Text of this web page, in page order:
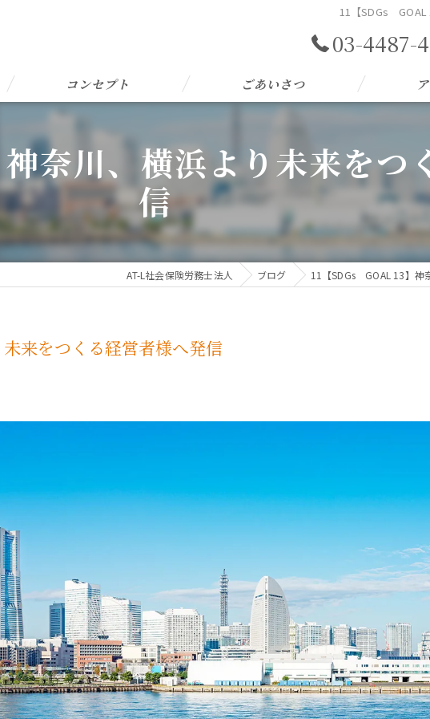
11【SDGs GOAL
03-4487-
コンセプト ごあいさつ
奈川、横浜より未来をつ
信
AT-L社会保険労務士法人 ブログ 11【SDGs GOAL 13】神
来をつくる経営者様へ発信